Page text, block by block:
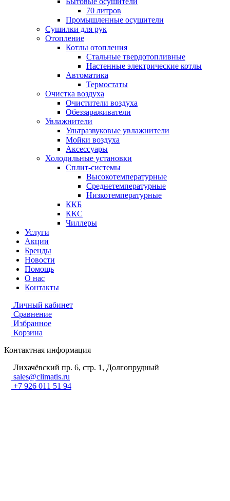
70 литров
Промышленные осушители
Сушилки для рук
Отопление
Котлы отопления
Стальные твердотопливные
Настенные электрические котлы
Автоматика
Термостаты
Очистка воздуха
Очистители воздуха
Обеззараживатели
Увлажнители
Ультразвуковые увлажнители
Мойки воздуха
Аксессуары
Холодильные установки
Сплит-системы
Высокотемпературные
Среднетемпературные
Низкотемпературные
ККБ
ККС
Чиллеры
Услуги
Акции
Бренды
Новости
Помощь
О нас
Контакты
Личный кабинет
Сравнение
Избранное
Корзина
Контактная информация
Лихачёвский пр. 6, стр. 1, Долгопрудный
sales@climatis.ru
+7 926 011 51 94